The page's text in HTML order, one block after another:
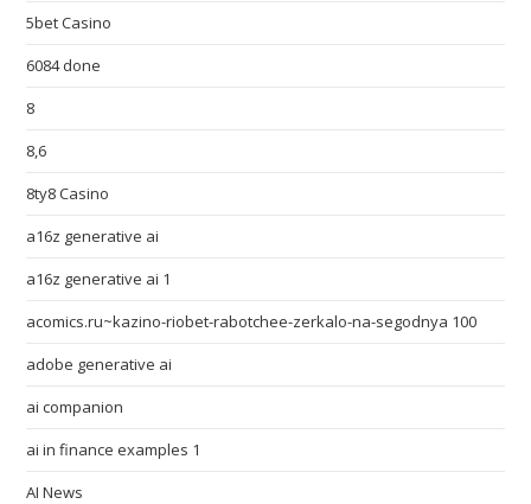
5bet Casino
6084 done
8
8,6
8ty8 Casino
a16z generative ai
a16z generative ai 1
acomics.ru~kazino-riobet-rabotchee-zerkalo-na-segodnya 100
adobe generative ai
ai companion
ai in finance examples 1
AI News